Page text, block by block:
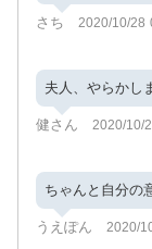
さち 2020/10/28
夫人、やらかし
健さん 2020/10/
ちゃんと自分の
うえぽん 2020/